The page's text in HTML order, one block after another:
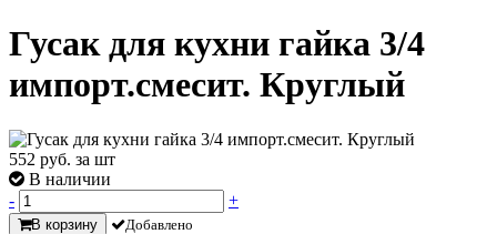
Гусак для кухни гайка 3/4
импорт.смесит. Круглый
552 руб. за шт
В наличии
-
+
В корзину Добавлено